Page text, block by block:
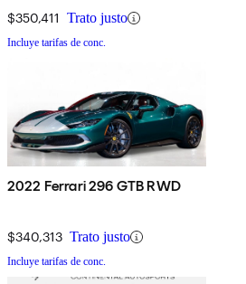
$350,411 Trato justo
Incluye tarifas de conc.
2022 Ferrari 296 GTB RWD
$340,313 Trato justo
Incluye tarifas de conc.